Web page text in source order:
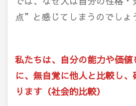
点”と感じてしまうのでしょ
私たちは、自分の能力や価
に、無自覚に他人と比較し
ります（社会的比較）